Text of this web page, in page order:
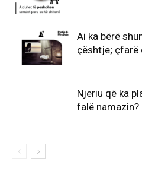
Ai ka bërë
çështje; çfarë
Njeriu që ka
falë namazin?